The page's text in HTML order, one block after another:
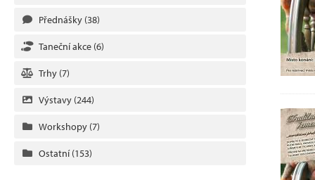
Přednášky (38)
Taneční akce (6)
Trhy (7)
Výstavy (244)
Workshopy (7)
Ostatní(153)